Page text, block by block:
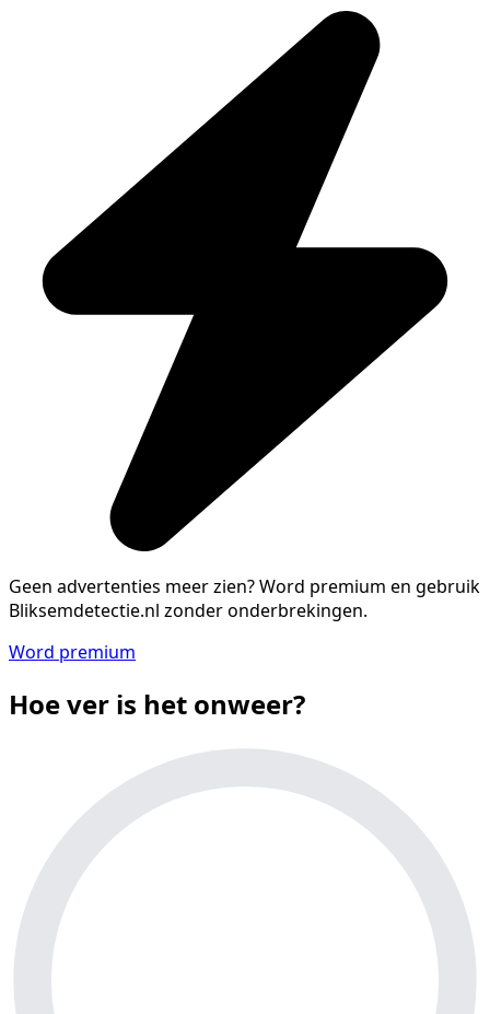
Geen advertenties meer zien?Word premium en gebruik
Bliksemdetectie.nl zonder onderbrekingen.
Word premium
Hoe ver is het onweer?